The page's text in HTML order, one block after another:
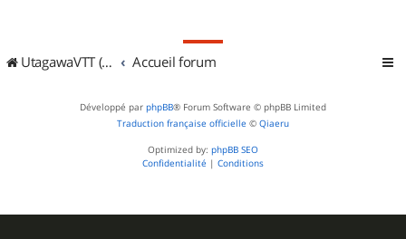
UtagawaVTT (Randos VTT et VTTAE avec traces GPS) Accueil forum
Développé par phpBB® Forum Software © phpBB Limited
Traduction française officielle © Qiaeru
Optimized by: phpBB SEO
Confidentialité | Conditions